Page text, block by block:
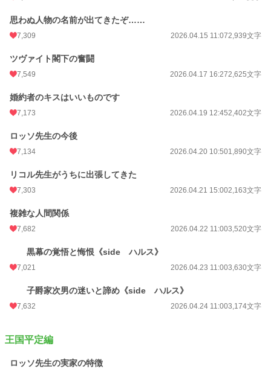
思わぬ人物の名前が出てきたぞ……
7,309 2026.04.15 11:072,939文字
ツヴァイト閣下の奮闘
7,549 2026.04.17 16:272,625文字
婚約者のキスはいいものです
7,173 2026.04.19 12:452,402文字
ロッソ先生の今後
7,134 2026.04.20 10:501,890文字
リコル先生がうちに出張してきた
7,303 2026.04.21 15:002,163文字
複雑な人間関係
7,682 2026.04.22 11:003,520文字
黒幕の覚悟と悔恨《side ハルス》
7,021 2026.04.23 11:003,630文字
子爵家次男の迷いと諦め《side ハルス》
7,632 2026.04.24 11:003,174文字
王国平定編
ロッソ先生の実家の特徴